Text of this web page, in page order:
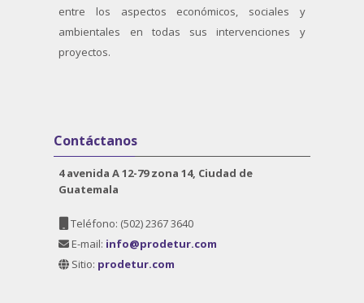
entre los aspectos económicos, sociales y
ambientales en todas sus intervenciones y
proyectos.
Contáctanos
4 avenida A 12-79 zona 14, Ciudad de
Guatemala
Teléfono: (502) 2367 3640
E-mail: info@prodetur.com
Sitio: prodetur.com